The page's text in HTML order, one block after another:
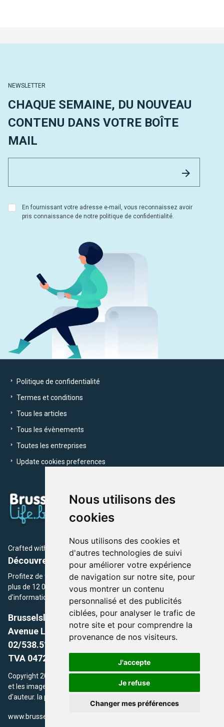
Nous utilisons des
cookies
Nous utilisons des cookies et
d'autres technologies de suivi
pour améliorer votre expérience
de navigation sur notre site, pour
vous montrer un contenu
personnalisé et des publicités
ciblées, pour analyser le trafic de
notre site et pour comprendre la
provenance de nos visiteurs.
J'accepte
Je refuse
Changer mes préférences
NEWSLETTER
CHAQUE SEMAINE, DU NOUVEAU
CONTENU DANS VOTRE BOÎTE
MAIL
En fournissant votre adresse e-mail, vous reconnaissez avoir
pris connaissance de notre politique de confidentialité.
Politique de confidentialité
Termes et conditions
Tous les articles
Tous les évènements
Toutes les entreprises
Update cookies preferences
Crafted with by Brusselslife Team
Découvrez plus de 12 000 adresses et événements
Profitez de toutes les sections de BrusselsLife.be et découvrez
plus de 12 000 adresses et un grand choix d'événements,
d'informations et de conseils et astuces de notre écriture.
Brusselslife.be
Avenue Louise, 500 -1050 Ixelles, Brussels,
02/538.51.49.
TVA 0472.281.221
Copyright 2026 © Brusselslife.be Tous droits réservés. Le contenu
et les images utilisés sur ce site sont protégés par le droit
d'auteur. la propriétaires respectifs.
www.brusselsLife.be